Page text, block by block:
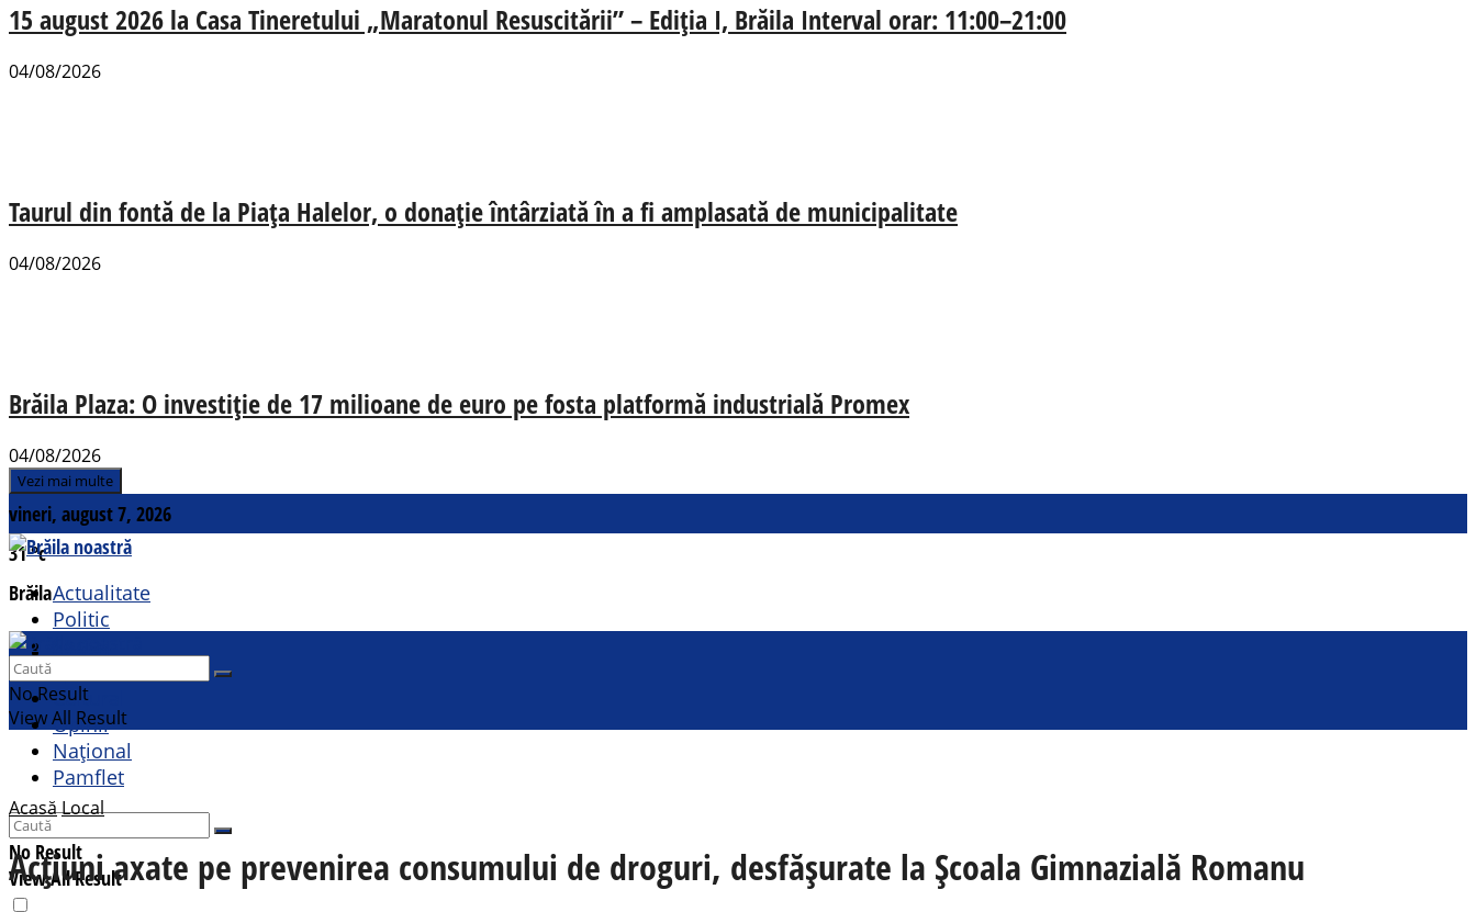
15 august 2026 la Casa Tineretului „Maratonul Resuscitării” – Ediția I, Brăila Interval orar: 11:00–21:00
04/08/2026
Taurul din fontă de la Piața Halelor, o donație întârziată în a fi amplasată de municipalitate
04/08/2026
Brăila Plaza: O investiție de 17 milioane de euro pe fosta platformă industrială Promex
04/08/2026
Vezi mai multe
vineri, august 7, 2026
31°c
Brăila
Contact
Actualitate
Politic
Cultural
Opinii
Național
Pamflet
No Result
View All Result
No Result
View All Result
AcasăLocal
Acțiuni axate pe prevenirea consumului de droguri, desfășurate la Școala Gimnazială Romanu